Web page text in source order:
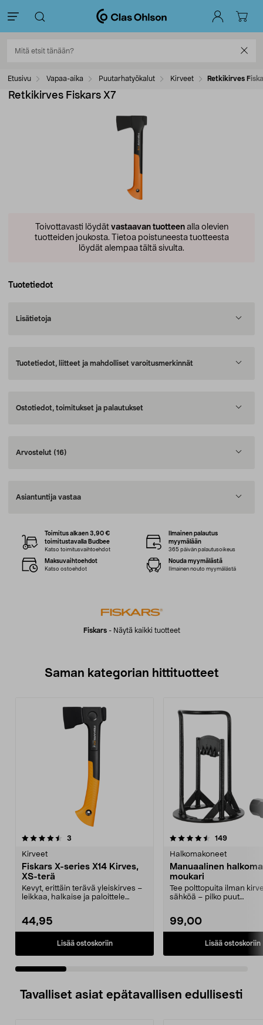
Etusivu Vapaa-aika Puutarhatyökalut Kirveet Retkikirves
Retkikirves Fiskars X7
Toivottavasti löydät vastaavan tuotteenalla olevien
tuotteiden joukosta. Tietoa poistuneesta tuotteesta
löydät alempaa tältä sivulta.
Tuotetiedot
Lisätietoja
Tuotetiedot, liitteet ja mahdolliset varoitusmerkinnät
Ostotiedot, toimitukset ja palautukset
Arvostelut (16)
Asiantuntija vastaa
Fiskars- Näytä kaikki tuotteet
Toimitus alkaen 3,90 €
toimitustavalla Budbee
Katso toimitusvaihtoehdot
Ilmainen palautus
myymälään
365 päivän palautusoikeus
Maksuvaihtoehdot
Katso ostoehdot
Nouda myymälästä
Ilmainen nouto myymälästä
Saman kategorian hittituotteet
3
Kirveet
Fiskars X-series X14 Kirves,
XS-terä
Kevyt, erittäin terävä yleiskirves –
leikkaa, halkaise ja paloittele
44,95
Lisää ostoskoriin
4.5 viidestä
149arvostelut
Halkomakoneet
Manuaalinen
moukari
Tee polttopuita ilman
sähköä – pilko puut
99,00
Lisää ostoskoriin
4.5 viidestä
Tavalliset asiat epätavallisen edullisesti